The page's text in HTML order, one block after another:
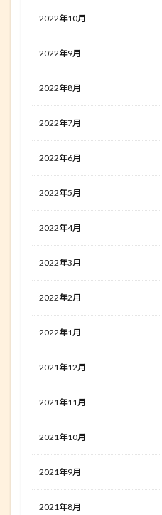
2022年10月
2022年9月
2022年8月
2022年7月
2022年6月
2022年5月
2022年4月
2022年3月
2022年2月
2022年1月
2021年12月
2021年11月
2021年10月
2021年9月
2021年8月